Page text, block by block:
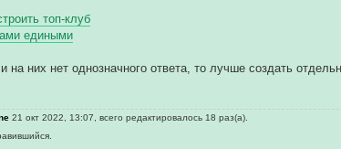
топ-клуб
едиными
на них нет однозначного ответа, то лучше создать
21 окт 2022, 13:07, всего редактировалось 18 раз(а).